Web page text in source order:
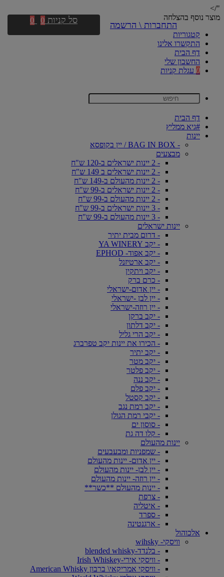
"/>
מוצר נוסף בהצלחה
קטגוריות
התקשרו אלינו
דף הבית
החשבון שלי
0 עגלת קניות
דף הבית
#גיא ממליץ
יינות
- BAG IN BOX / יין בקופסא
מבצעים
- 2 יינות ישראלים ב-120 ש"ח
- 2 יינות ישראלים ב 149 ש"ח
- 2 יינות מהעולם ב-149 ש"ח
- 2 יינות ישראלים ב-99 ש"ח
- 2 יינות מהעולם ב-99 ש"ח
- 3 יינות ישראלים ב-99 ש"ח
- 3 יינות מהעולם ב-99 ש"ח
יינות ישראלים
- דרום מבית יתיר
- יקב YA WINERY
- יקב אפוד- EPHOD
- יקב ארטיזנל
- יקב ויתקין
- כרם ברק
- יין אדום-ישראלי
- יין לבן -ישראלי
- יין רוזה-ישראלי
- יקב ברקן
- יקב דלתון
- יקב הרי גליל
- הכירו את יינות יקב טפרברג
- יקב יתיר
- יקב מטר
- יקב פלטר
- יקב ננה
- יקב פלם
- יקב קסטל
- יקב רמת נגב
- יקבי רמת הגולן
- סוסון ים
- קלו דה גת
יינות מהעולם
- שמפניות ומבעבעים
- יין אדום- יינות מהעולם
- יין לבן- יינות מהעולם
- יין רוזה- יינות מהעולם
- יינות מהעולם **כשר**
- צרפת
- איטליה
- ספרד
- ארגנטינה
אלכוהול
וויסקי- wihsky
- בלנדד-blended whisky
- וויסקי אירי-Irish Whiskey
- וויסקי אמריקאי\ ברבון American Whisky
התחברות \ הרשמה סל קניות 0
0